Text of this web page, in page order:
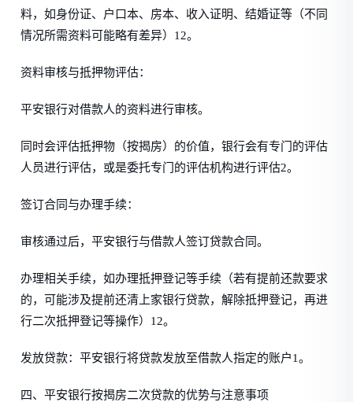
料，如身份证、户口本、房本、收入证明、结婚证等（不同
情况所需资料可能略有差异）12。
资料审核与抵押物评估：
平安银行对借款人的资料进行审核。
同时会评估抵押物（按揭房）的价值，银行会有专门的评估
人员进行评估，或是委托专门的评估机构进行评估2。
签订合同与办理手续：
审核通过后，平安银行与借款人签订贷款合同。
办理相关手续，如办理抵押登记等手续（若有提前还款要求
的，可能涉及提前还清上家银行贷款，解除抵押登记，再进
行二次抵押登记等操作）12。
发放贷款：平安银行将贷款发放至借款人指定的账户1。
四、平安银行按揭房二次贷款的优势与注意事项